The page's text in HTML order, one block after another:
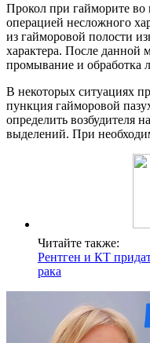
Прокол при гайморите во
операцией несложного
из гайморовой полости
характера. После данной
промывание и обработка
В некоторых ситуациях
пункция гайморовой
определить возбудителя
выделений. При
Читайте также:
Рентген и КТ
рака